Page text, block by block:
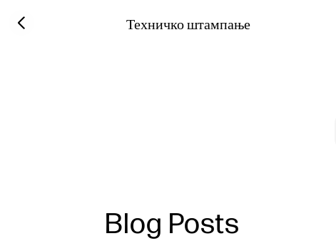
Техничко штампање
Previous slide
Blog Posts